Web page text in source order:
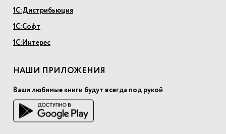
1С:Дистрибьюция
1С:Софт
1С:Интерес
НАШИ ПРИЛОЖЕНИЯ
Ваши любимые книги будут всегда под рукой